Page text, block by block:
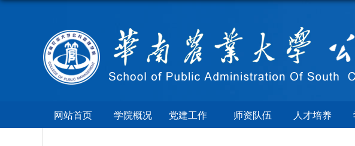
网站首页 学院概况 党建工作 师资队伍 人才培养